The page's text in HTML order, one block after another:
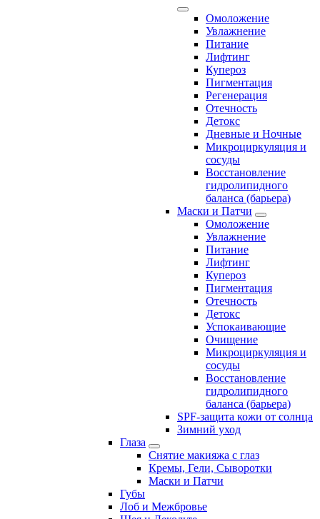
Омоложение
Увлажнение
Питание
Лифтинг
Купероз
Пигментация
Регенерация
Отечность
Детокс
Дневные и Ночные
Микроциркуляция и
сосуды
Восстановление
гидролипидного
баланса (барьера)
Маски и Патчи
Омоложение
Увлажнение
Питание
Лифтинг
Купероз
Пигментация
Отечность
Детокс
Успокаивающие
Очищение
Микроциркуляция и
сосуды
Восстановление
гидролипидного
баланса (барьера)
SPF-защита кожи от солнца
Зимний уход
Глаза
Снятие макияжа с глаз
Кремы, Гели, Сыворотки
Маски и Патчи
Губы
Лоб и Межбровье